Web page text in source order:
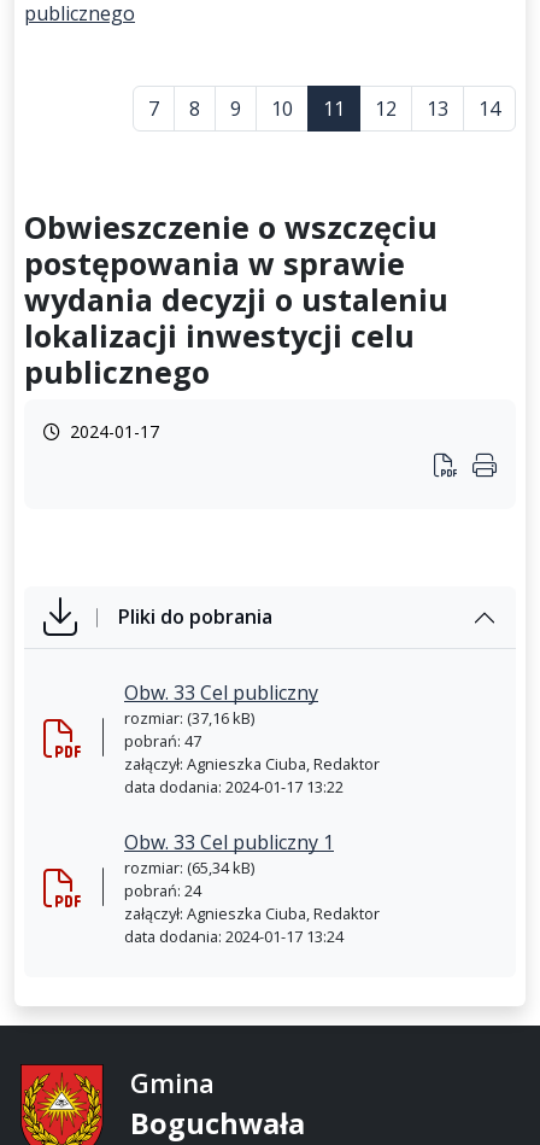
publicznego
7 8 9 10 11 12 13 14
Obwieszczenie o wszczęciu
postępowania w sprawie
wydania decyzji o ustaleniu
lokalizacji inwestycji celu
publicznego
2024-01-17
Pliki do pobrania
Obw. 33 Cel publiczny
rozmiar: (37,16 kB)
pobrań: 47
załączył: Agnieszka Ciuba, Redaktor
data dodania: 2024-01-17 13:22
Obw. 33 Cel publiczny 1
rozmiar: (65,34 kB)
pobrań: 24
załączył: Agnieszka Ciuba, Redaktor
data dodania: 2024-01-17 13:24
Gmina
Boguchwała